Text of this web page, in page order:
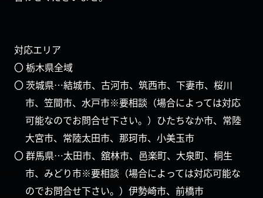
対応エリア
〇 栃木県全域
〇 茨城県…結城市、古河市、筑西市、下妻市、桜川
市、笠間市、水戸市※要相談（場合によっては対応
可能なのでお問合せ下さい。）ひたちなか市、常陸
大宮市、常陸太田市、那珂市、小美玉市
〇 群馬県…太田市、舘林市、邑楽町、大泉町、桐生
市、みどり市※要相談（場合によっては対応可能な
のでお問合せ下さい。）伊勢崎市、前橋市